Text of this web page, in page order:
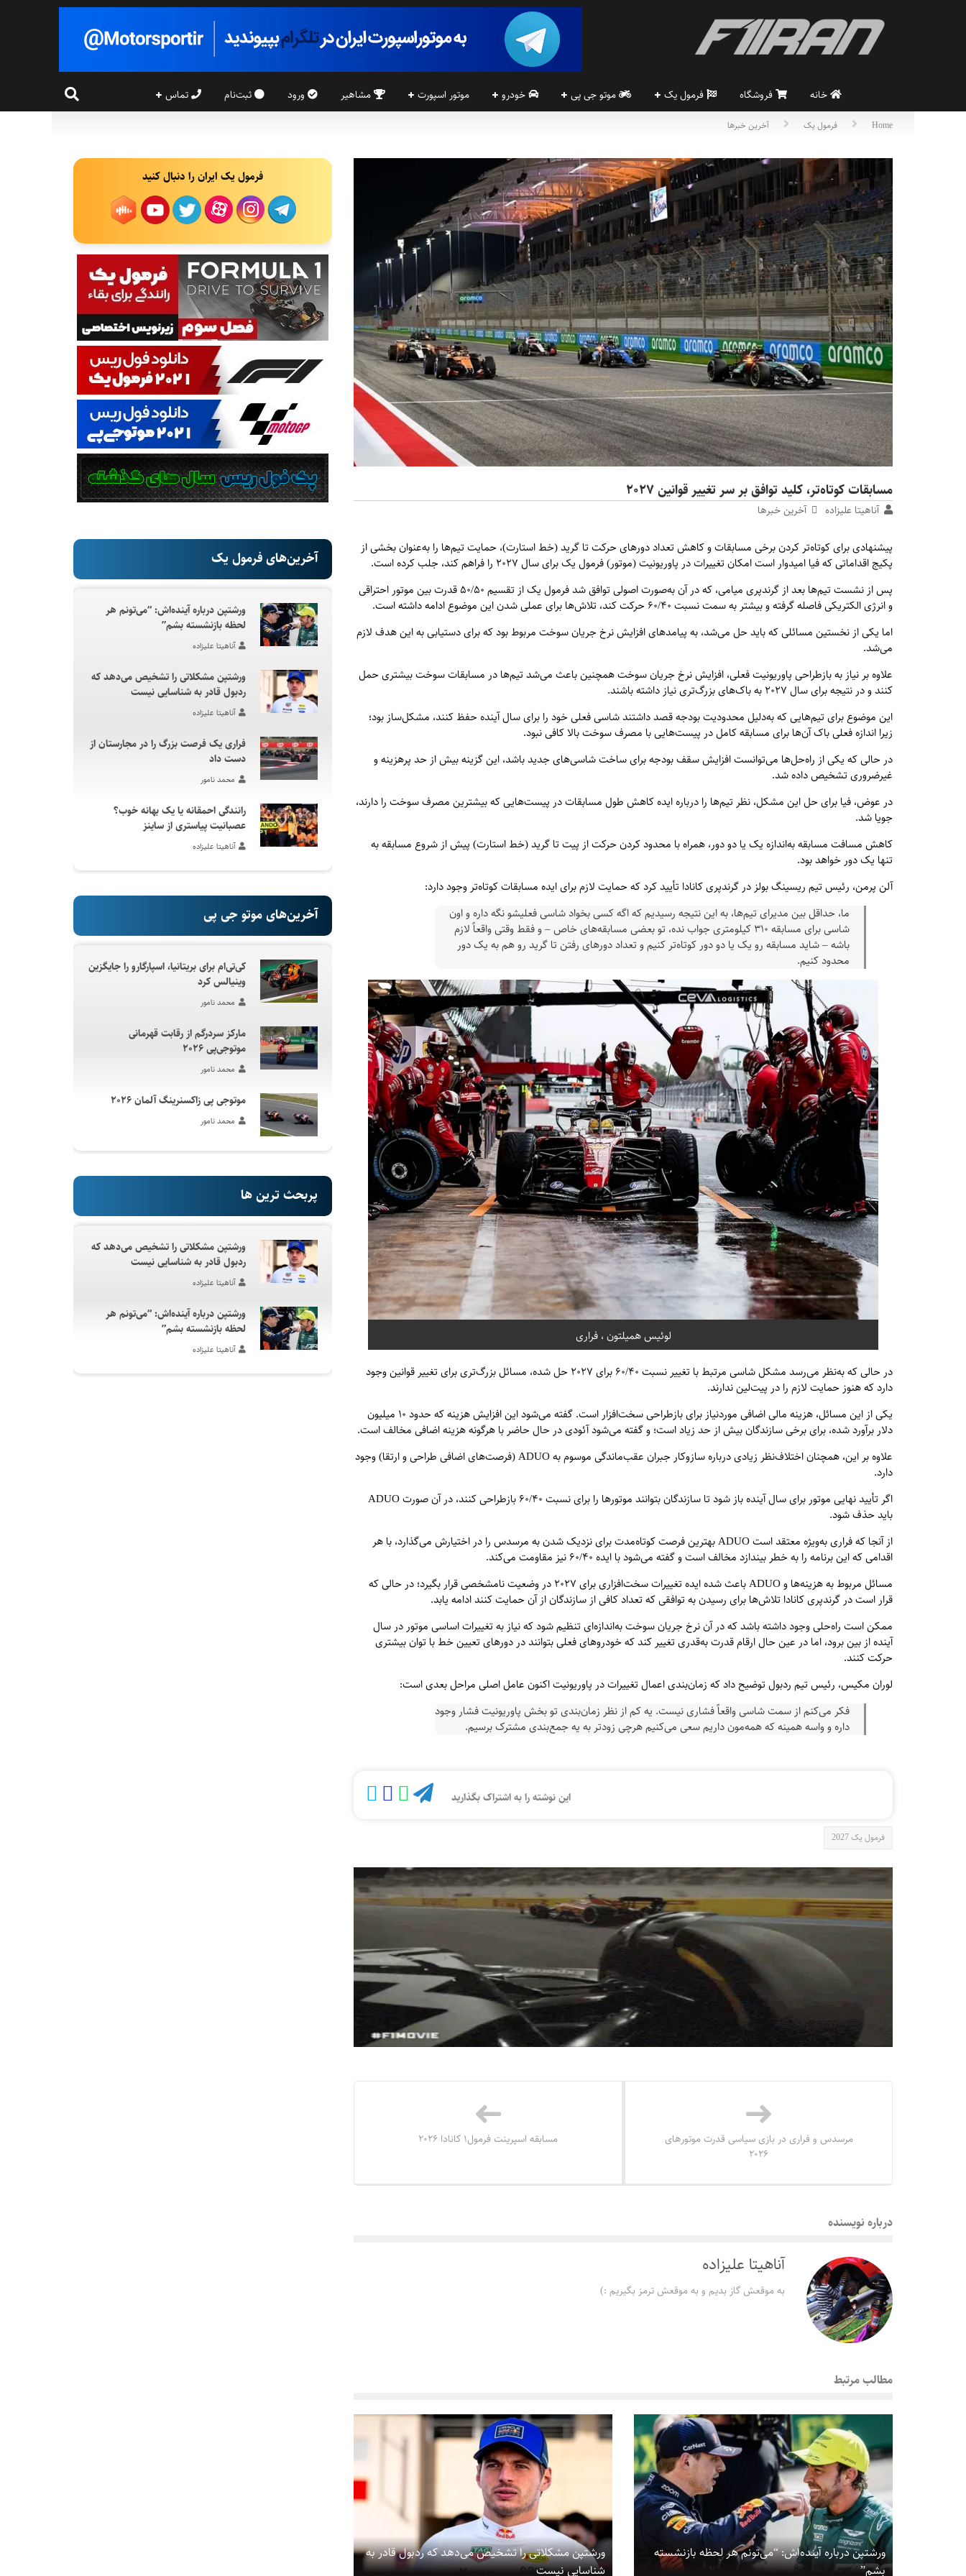
خانه فروشگاه فرمول یک موتو جی پی خودرو موتور اسپورت مشاهیر ورود ثبت‌نام تماس
Home فرمول یک آخرین خبرها
مسابقات کوتاه‌تر، کلید توافق بر سر تغییر قوانین ۲۰۲۷
آناهیتا علیزاده آخرین خبرها
پیشنهادی برای کوتاه‌تر کردن برخی مسابقات و کاهش تعداد دورهای حرکت تا گرید (خط استارت)، حمایت تیم‌ها را به‌عنوان بخشی از
پکیج اقداماتی که فیا امیدوار است امکان تغییرات در پاوریونیت (موتور) فرمول یک برای سال ۲۰۲۷ را فراهم کند، جلب کرده است.
پس از نشست تیم‌ها بعد از گرندپری میامی، که در آن به‌صورت اصولی توافق شد فرمول یک از تقسیم ۵۰/۵۰ قدرت بین موتور احتراقی
و انرژی الکتریکی فاصله گرفته و بیشتر به سمت نسبت ۶۰/۴۰ حرکت کند، تلاش‌ها برای عملی شدن این موضوع ادامه داشته است.
اما یکی از نخستین مسائلی که باید حل می‌شد، به پیامدهای افزایش نرخ جریان سوخت مربوط بود که برای دستیابی به این هدف لازم
می‌شد.
علاوه بر نیاز به بازطراحی پاوریونیت فعلی، افزایش نرخ جریان سوخت همچنین باعث می‌شد تیم‌ها در مسابقات سوخت بیشتری حمل
کنند و در نتیجه برای سال ۲۰۲۷ به باک‌های بزرگ‌تری نیاز داشته باشند.
این موضوع برای تیم‌هایی که به‌دلیل محدودیت بودجه قصد داشتند شاسی فعلی خود را برای سال آینده حفظ کنند، مشکل‌ساز بود؛
زیرا اندازه فعلی باک آن‌ها برای مسابقه کامل در پیست‌هایی با مصرف سوخت بالا کافی نبود.
در حالی که یکی از راه‌حل‌ها می‌توانست افزایش سقف بودجه برای ساخت شاسی‌های جدید باشد، این گزینه بیش از حد پرهزینه و
غیرضروری تشخیص داده شد.
در عوض، فیا برای حل این مشکل، نظر تیم‌ها را درباره ایده کاهش طول مسابقات در پیست‌هایی که بیشترین مصرف سوخت را دارند،
جویا شد.
کاهش مسافت مسابقه به‌اندازه یک یا دو دور، همراه با محدود کردن حرکت از پیت تا گرید (خط استارت) پیش از شروع مسابقه به
تنها یک دور خواهد بود.
آلن پرمن، رئیس تیم ریسینگ بولز در گرندپری کانادا تأیید کرد که حمایت لازم برای ایده مسابقات کوتاه‌تر وجود دارد:
ما، حداقل بین مدیرای تیم‌ها، به این نتیجه رسیدیم که اگه کسی بخواد شاسی فعلیشو نگه داره و اون
شاسی برای مسابقه ۳۱۰ کیلومتری جواب نده، تو بعضی مسابقه‌های خاص – و فقط وقتی واقعاً لازم
باشه – شاید مسابقه رو یک یا دو دور کوتاه‌تر کنیم و تعداد دورهای رفتن تا گرید رو هم به یک دور
محدود کنیم.
لوئیس همیلتون ، فراری
در حالی که به‌نظر می‌رسد مشکل شاسی مرتبط با تغییر نسبت ۶۰/۴۰ برای ۲۰۲۷ حل شده، مسائل بزرگ‌تری برای تغییر قوانین وجود
دارد که هنوز حمایت لازم را در پیت‌لین ندارند.
یکی از این مسائل، هزینه مالی اضافی موردنیاز برای بازطراحی سخت‌افزار است. گفته می‌شود این افزایش هزینه که حدود ۱۰ میلیون
دلار برآورد شده، برای برخی سازندگان بیش از حد زیاد است؛ و گفته می‌شود آئودی در حال حاضر با هرگونه هزینه اضافی مخالف است.
علاوه بر این، همچنان اختلاف‌نظر زیادی درباره سازوکار جبران عقب‌ماندگی موسوم به ADUO (فرصت‌های اضافی طراحی و ارتقا) وجود
دارد.
اگر تأیید نهایی موتور برای سال آینده باز شود تا سازندگان بتوانند موتورها را برای نسبت ۶۰/۴۰ بازطراحی کنند، در آن صورت ADUO
باید حذف شود.
از آنجا که فراری به‌ویژه معتقد است ADUO بهترین فرصت کوتاه‌مدت برای نزدیک شدن به مرسدس را در اختیارش می‌گذارد، با هر
اقدامی که این برنامه را به خطر بیندازد مخالف است و گفته می‌شود با ایده ۶۰/۴۰ نیز مقاومت می‌کند.
مسائل مربوط به هزینه‌ها و ADUO باعث شده ایده تغییرات سخت‌افزاری برای ۲۰۲۷ در وضعیت نامشخصی قرار بگیرد؛ در حالی که
قرار است در گرندپری کانادا تلاش‌ها برای رسیدن به توافقی که تعداد کافی از سازندگان از آن حمایت کنند ادامه یابد.
ممکن است راه‌حلی وجود داشته باشد که در آن نرخ جریان سوخت به‌اندازه‌ای تنظیم شود که نیاز به تغییرات اساسی موتور در سال
آینده از بین برود، اما در عین حال ارقام قدرت به‌قدری تغییر کند که خودروهای فعلی بتوانند در دورهای تعیین خط با توان بیشتری
حرکت کنند.
لوران مکیس، رئیس تیم ردبول توضیح داد که زمان‌بندی اعمال تغییرات در پاوریونیت اکنون عامل اصلی مراحل بعدی است:
فکر می‌کنم از سمت شاسی واقعاً فشاری نیست. یه کم از نظر زمان‌بندی تو بخش پاوریونیت فشار وجود
داره و واسه همینه که همه‌مون داریم سعی می‌کنیم هرچی زودتر به یه جمع‌بندی مشترک برسیم.
این نوشته را به اشتراک بگذارید
فرمول یک 2027
مرسدس و فراری در بازی سیاسی قدرت موتورهای
۲۰۲۶
مسابقه اسپرینت فرمول۱ کانادا ۲۰۲۶
درباره نویسنده
آناهیتا علیزاده
به موقعش گاز بدیم و به موقعش ترمز بگیریم :)
مطالب مرتبط
ورشتپن درباره آینده‌اش: “می‌تونم هر لحظه بازنشسته
بشم”
ورشتپن مشکلاتی را تشخیص می‌دهد که ردبول قادر به
شناسایی نیست
فرمول یک ایران را دنبال کنید
آخرین‌های فرمول یک
ورشتپن درباره آینده‌اش: “می‌تونم هر
لحظه بازنشسته بشم”
آناهیتا علیزاده
ورشتپن مشکلاتی را تشخیص می‌دهد که
ردبول قادر به شناسایی نیست
آناهیتا علیزاده
فراری یک فرصت بزرگ را در مجارستان از
دست داد
محمد نامور
رانندگی احمقانه یا یک بهانه خوب؟
عصبانیت پیاستری از ساینز
آناهیتا علیزاده
آخرین‌های موتو جی پی
کی‌تی‌ام برای بریتانیا، اسپارگارو را جایگزین
وینیالس کرد
محمد نامور
مارکز سردرگم از رقابت قهرمانی
موتوجی‌پی ۲۰۲۶
محمد نامور
موتوجی پی زاکسنرینگ آلمان ۲۰۲۶
محمد نامور
پربحث ترین ها
ورشتپن مشکلاتی را تشخیص می‌دهد که
ردبول قادر به شناسایی نیست
آناهیتا علیزاده
ورشتپن درباره آینده‌اش: “می‌تونم هر
لحظه بازنشسته بشم”
آناهیتا علیزاده